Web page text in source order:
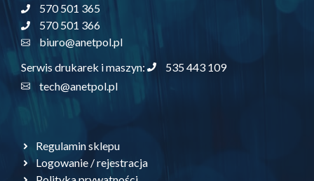
570 501 365
570 501 366
biuro@anetpol.pl
Serwis drukarek i maszyn:
535 443 109
tech@anetpol.pl
Regulamin sklepu
Logowanie / rejestracja